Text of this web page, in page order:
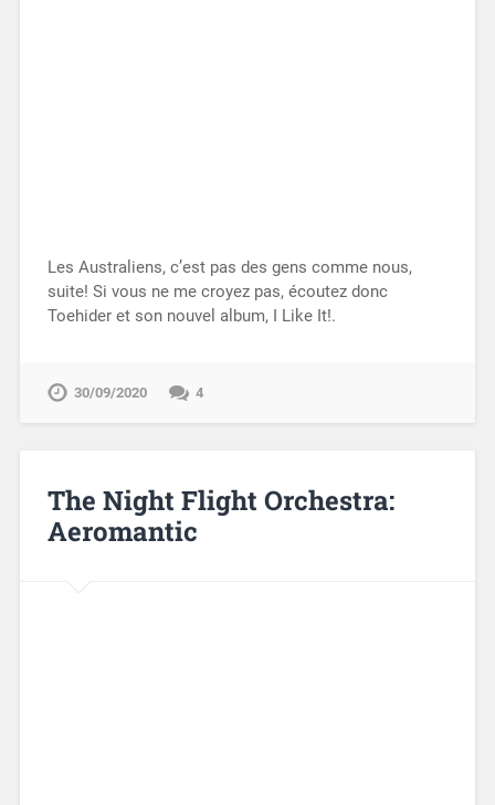
Les Australiens, c’est pas des gens comme nous,
suite! Si vous ne me croyez pas, écoutez donc
Toehider et son nouvel album, I Like It!.
30/09/2020 4
The Night Flight Orchestra:
Aeromantic